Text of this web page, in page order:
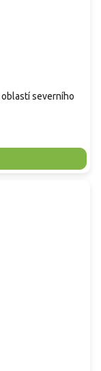
severního